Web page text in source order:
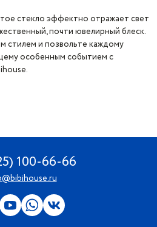
стекло эффектно отражает свет
почти ювелирный блеск.
стилем и позвольте каждому
особенным событием с
100-66-66